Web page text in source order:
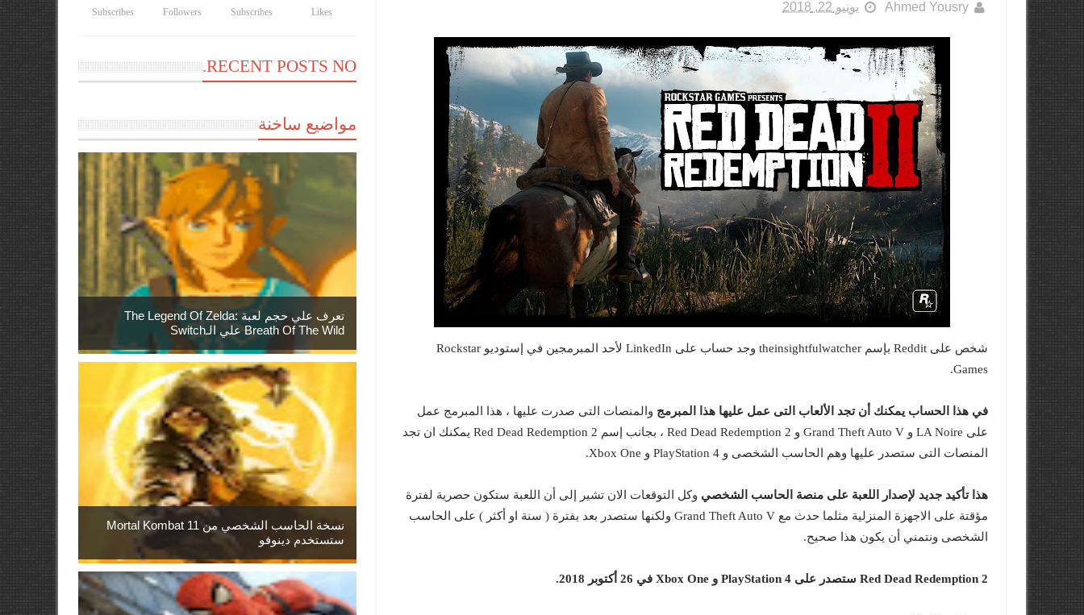
Ahmed Yousry يونيو 22, 2018
شخص على Reddit بإسم theinsightfulwatcher وجد حساب على LinkedIn لأحد المبرمجين في إستوديو Rockstar
Games.
في هذا الحساب يمكنك أن تجد الألعاب التى عمل عليها هذا المبرمج والمنصات التى صدرت عليها ، هذا المبرمج عمل
على LA Noire و Grand Theft Auto V و Red Dead Redemption 2 ، بجانب إسم Red Dead Redemption 2 يمكنك ان تجد
المنصات التى ستصدر عليها وهم الحاسب الشخصى و PlayStation 4 و Xbox One.
هذا تأكيد جديد لإصدار اللعبة على منصة الحاسب الشخصي وكل التوقعات الان تشير إلى أن اللعبة ستكون حصرية لفترة
مؤقتة على الاجهزة المنزلية مثلما حدث مع Grand Theft Auto V ولكنها ستصدر بعد بفترة ( سنة او أكثر ) على الحاسب
الشخصى ونتمني أن يكون هذا صحيح.
Red Dead Redemption 2 ستصدر على PlayStation 4 و Xbox One في 26 أكتوبر 2018.
Likes
Subscribes
Followers
Subscribes
RECENT POSTS NO.
مواضيع ساخنة
تعرف علي حجم لعبة The Legend Of Zelda:
Breath Of The Wild علي الـSwitch
نسخة الحاسب الشخصي من Mortal Kombat 11
ستستخدم دينوفو